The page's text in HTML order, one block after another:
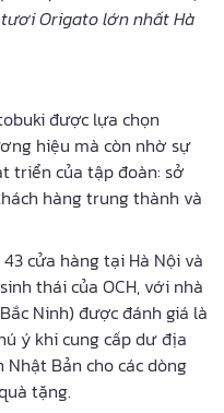
Origato lớn nhất Hà
được lựa chọn
hiệu mà còn nhờ sự
triển của tập đoàn: sở
hàng trung thành và
cửa hàng tại Hà Nội và
thái của OCH, với nhà
Ninh) được đánh giá là
ý khi cung cấp dư địa
Bản cho các dòng
tặng.